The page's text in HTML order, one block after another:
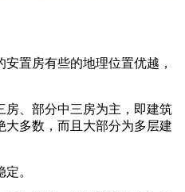
置房有些的地理位置优越，
房、部分中三房为主，即建筑
大多数，而且大部分为多层建
。